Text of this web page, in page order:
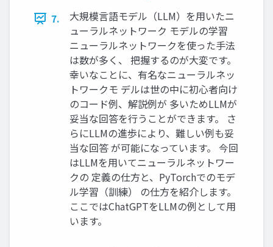
7.
大規模言語モデル（LLM）を用いたニ
ューラルネットワーク モデルの学習
ニューラルネットワークを使った手法
は数が多く、 把握するのが大変です。
幸いなことに、有名なニューラルネッ
トワークモ デルは世の中に初心者向け
のコード例、解説例が 多いためLLMが
妥当な回答を行うことができます。 さ
らにLLMの進歩により、難しい例も妥
当な回答 が可能になっています。 今回
はLLMを用いてニューラルネットワー
クの 定義の仕方と、PyTorchでのモデ
ル学習（訓練） の仕方を紹介します。
ここではChatGPTをLLMの例として用
います。